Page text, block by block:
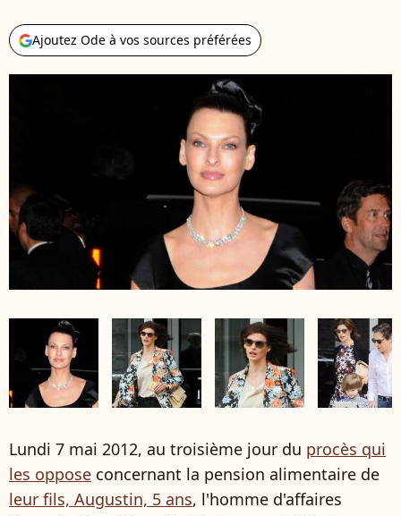
Ajoutez Ode à vos sources préférées
Lundi 7 mai 2012, au troisième jour du procès qui
les oppose concernant la pension alimentaire de
leur fils, Augustin, 5 ans, l'homme d'affaires